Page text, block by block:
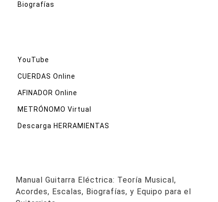
Biografías
YouTube
CUERDAS Online
AFINADOR Online
METRÓNOMO Virtual
Descarga HERRAMIENTAS
Manual Guitarra Eléctrica: Teoría Musical,
Acordes, Escalas, Biografías, y Equipo para el